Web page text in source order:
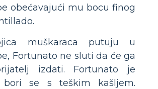
obećavajući mu bocu finog
muškaraca putuju u
Fortunato ne sluti da će ga
izdati. Fortunato je
bori se s teškim kašljem.